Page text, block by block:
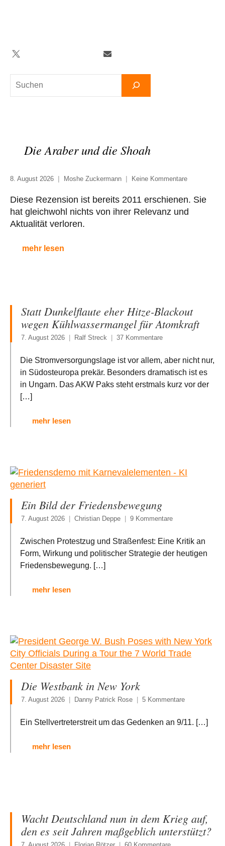
Suchen
Twitter TelegramNewsletter
Die Araber und die Shoah
8. August 2026 Moshe Zuckermann Keine Kommentare
Diese Rezension ist bereits 2011 erschienen. Sie
hat gleichwohl nichts von ihrer Relevanz und
Aktualität verloren.
mehr lesen
Statt Dunkelflaute eher Hitze-Blackout
wegen Kühlwassermangel für Atomkraft
7. August 2026 Ralf Streck 37 Kommentare
Die Stromversorgungslage ist vor allem, aber nicht nur,
in Südosteuropa prekär. Besonders dramatisch ist es
in Ungarn. Das AKW Paks steht erstmals kurz vor der
[…]
mehr lesen
Ein Bild der Friedensbewegung
7. August 2026 Christian Deppe 9 Kommentare
Zwischen Protestzug und Straßenfest: Eine Kritik an
Form, Wirkung und politischer Strategie der heutigen
Friedensbewegung. […]
mehr lesen
Die Westbank in New York
7. August 2026 Danny Patrick Rose 5 Kommentare
Ein Stellvertreterstreit um das Gedenken an 9/11. […]
mehr lesen
Wacht Deutschland nun in dem Krieg auf,
den es seit Jahren maßgeblich unterstützt?